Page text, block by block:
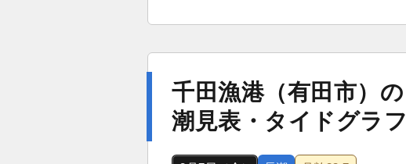
千田漁港（有田市）の
潮見表・タイドグラフ